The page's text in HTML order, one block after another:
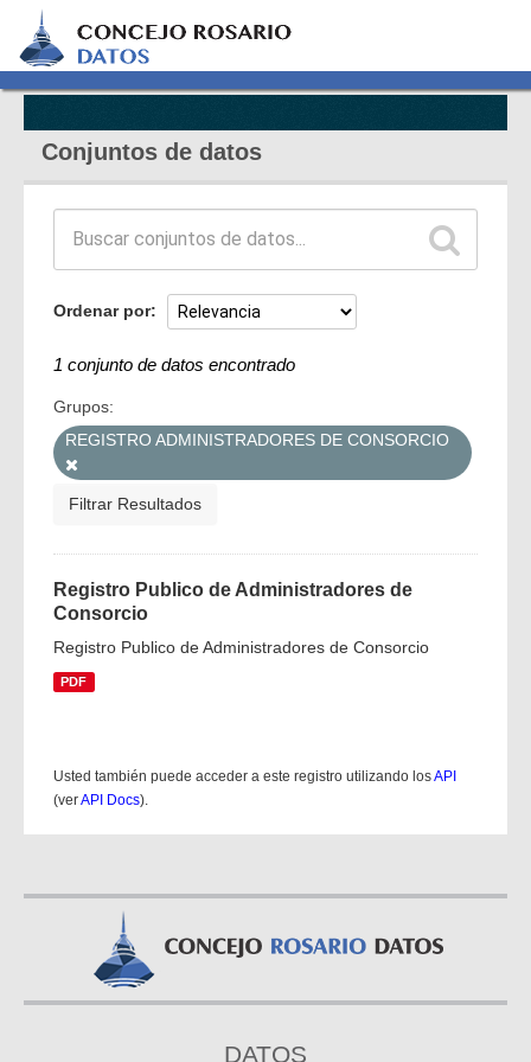
Conjuntos de datos
Ordenar por
1 conjunto de datos encontrado
Grupos:
REGISTRO ADMINISTRADORES DE CONSORCIO
Filtrar Resultados
Registro Publico de Administradores de
Consorcio
Registro Publico de Administradores de Consorcio
PDF
Usted también puede acceder a este registro utilizando losAPI
(verAPI Docs).
DATOS